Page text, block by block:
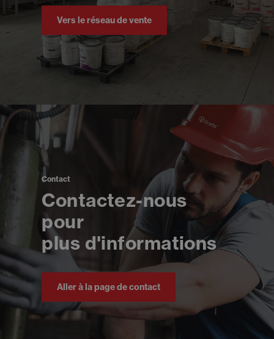
Vers le réseau de vente
Contact
Contactez-nous
pour
plus d'informations
Aller à la page de contact